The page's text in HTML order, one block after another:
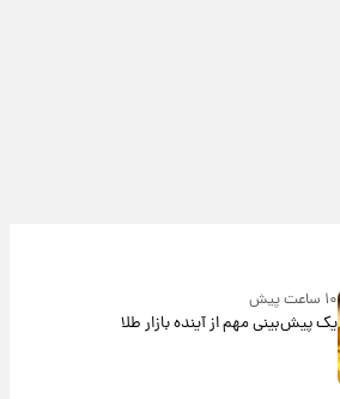
۱۰ ساعت پیش
یک پیش‌بینی مهم از آینده بازار طلا